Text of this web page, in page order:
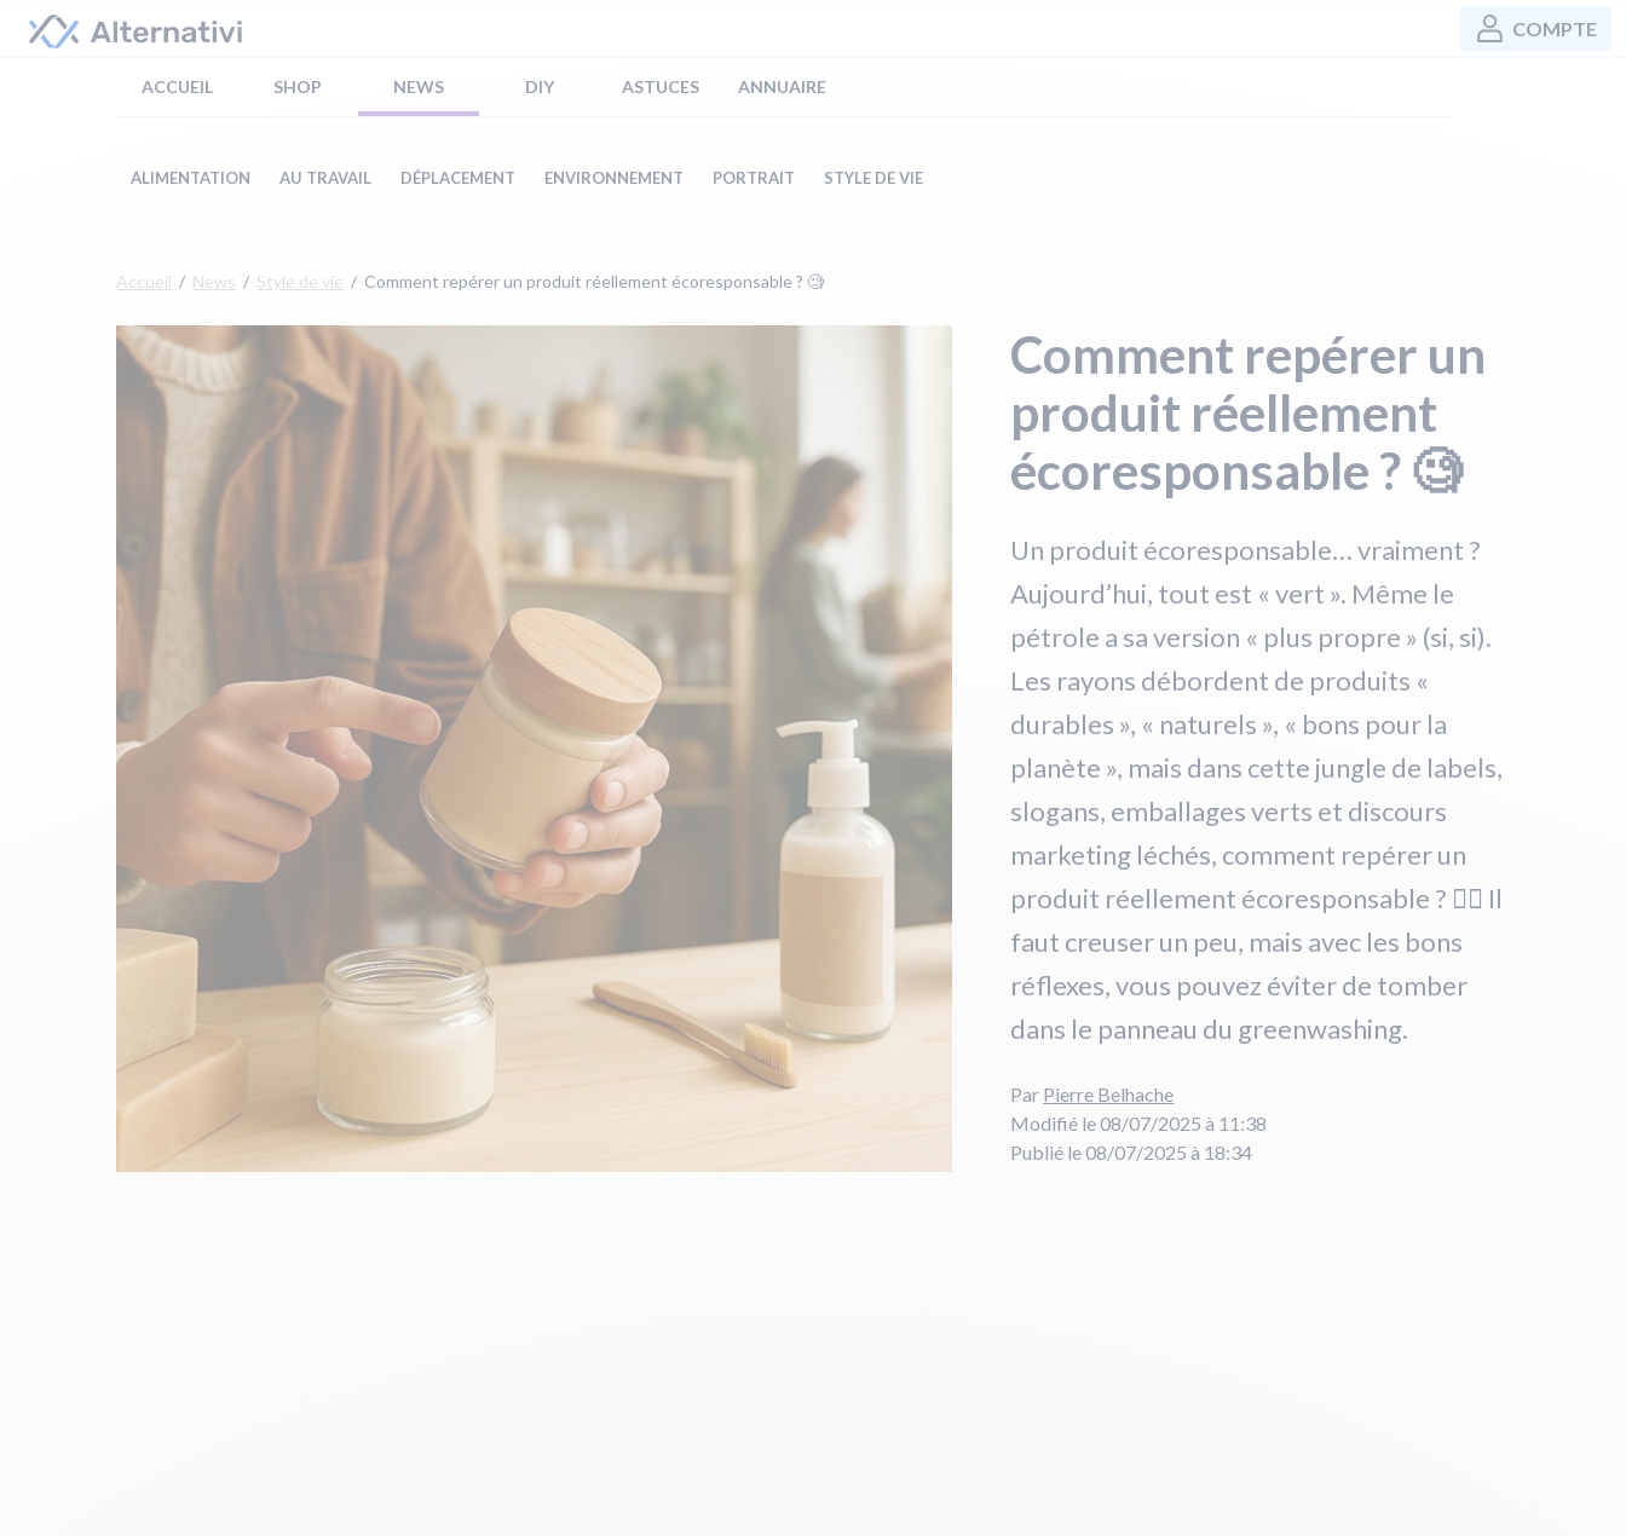
COMPTE
ACCUEIL SHOP NEWS DIY ASTUCES ANNUAIRE
ALIMENTATION AU TRAVAIL DÉPLACEMENT ENVIRONNEMENT PORTRAIT STYLE DE VIE
Accueil News Style de vie Comment repérer un produit réellement écoresponsable ? 🧐
Comment repérer un
produit réellement
écoresponsable ? 🧐
Un produit écoresponsable… vraiment ?
Aujourd’hui, tout est « vert ». Même le
pétrole a sa version « plus propre » (si, si).
Les rayons débordent de produits «
durables », « naturels », « bons pour la
planète », mais dans cette jungle de labels,
slogans, emballages verts et discours
marketing léchés, comment repérer un
produit réellement écoresponsable ? 🕵️‍♀️ Il
faut creuser un peu, mais avec les bons
réflexes, vous pouvez éviter de tomber
dans le panneau du greenwashing.
Par Pierre Belhache
Modifié le 08/07/2025 à 11:38
Publié le 08/07/2025 à 18:34